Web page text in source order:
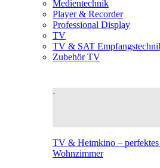
Medientechnik
Player & Recorder
Professional Display
TV
TV & SAT
Zubehör TV
TV & Heimkino –
Wohnzimmer